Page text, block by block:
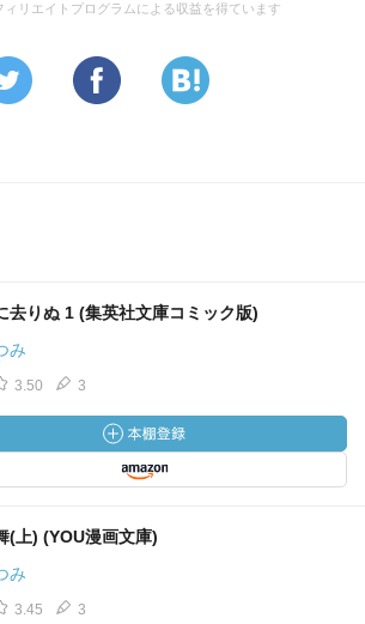
ィリエイトプログラムによる収益を得ています
去りぬ 1 (集英社文庫コミック版)
み
3.50 3
(上) (YOU漫画文庫)
み
3.45 3